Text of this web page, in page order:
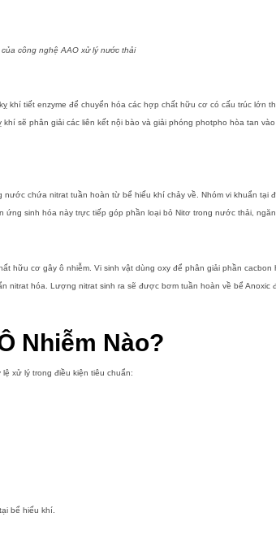
công nghệ AAO xử lý nước thải
tiết enzyme để chuyển hóa các hợp chất hữu cơ có cấu trúc lớn
sẽ phân giải các liên kết nội bào và giải phóng photpho hòa tan
chứa nitrat tuần hoàn từ bể hiếu khí chảy về. Nhóm vi khuẩn
sinh hóa này trực tiếp góp phần loại bỏ Nitơ trong nước thải,
hữu cơ gây ô nhiễm. Vi sinh vật dùng oxy để phân giải phần
nitrat hóa. Lượng nitrat sinh ra sẽ được bơm tuần hoàn về bể
Nhiễm Nào?
xử lý trong điều kiện tiêu chuẩn:
bể hiếu khí.